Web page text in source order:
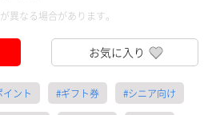
異なる場合があります。
お気に入り
イント #ギフト券 #シニア向け